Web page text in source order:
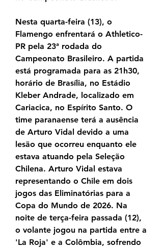
Nesta quarta-feira (13), o
Flamengo enfrentará o Athletico-
PR pela 23ª rodada do
Campeonato Brasileiro. A partida
está programada para as 21h30,
horário de Brasília, no Estádio
Kleber Andrade, localizado em
Cariacica, no Espírito Santo. O
time paranaense terá a ausência
de Arturo Vidal devido a uma
lesão que ocorreu enquanto ele
estava atuando pela Seleção
Chilena. Arturo Vidal estava
representando o Chile em dois
jogos das Eliminatórias para a
Copa do Mundo de 2026. Na
noite de terça-feira passada (12),
o volante jogou na partida entre a
'La Roja' e a Colômbia, sofrendo